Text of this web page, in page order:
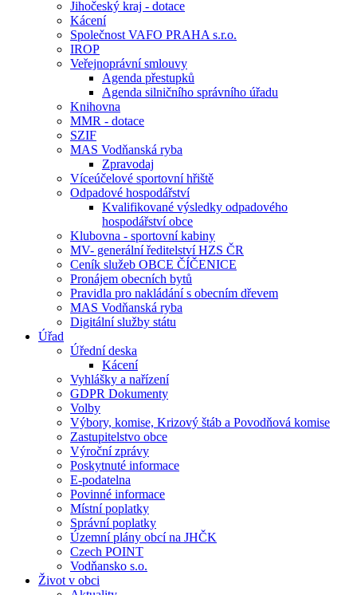
Jihočeský kraj - dotace
Kácení
Společnost VAFO PRAHA s.r.o.
IROP
Veřejnoprávní smlouvy
Agenda přestupků
Agenda silničního správního úřadu
Knihovna
MMR - dotace
SZIF
MAS Vodňanská ryba
Zpravodaj
Víceúčelové sportovní hřiště
Odpadové hospodářství
Kvalifikované výsledky odpadového
hospodářství obce
Klubovna - sportovní kabiny
MV- generální ředitelství HZS ČR
Ceník služeb OBCE ČÍČENICE
Pronájem obecních bytů
Pravidla pro nakládání s obecním dřevem
MAS Vodňanská ryba
Digitální služby státu
Úřad
Úřední deska
Kácení
Vyhlášky a nařízení
GDPR Dokumenty
Volby
Výbory, komise, Krizový štáb a Povodňová komise
Zastupitelstvo obce
Výroční zprávy
Poskytnuté informace
E-podatelna
Povinné informace
Místní poplatky
Správní poplatky
Územní plány obcí na JHČK
Czech POINT
Vodňansko s.o.
Život v obci